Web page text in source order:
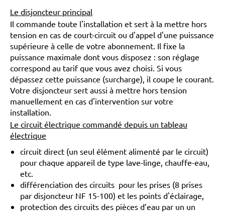
Le disjoncteur principal
Il commande toute l'installation et sert à la mettre hors
tension en cas de court-circuit ou d'appel d'une puissance
supérieure à celle de votre abonnement. Il fixe la
puissance maximale dont vous disposez : son réglage
correspond au tarif que vous avez choisi. Si vous
dépassez cette puissance (surcharge), il coupe le courant.
Votre disjoncteur sert aussi à mettre hors tension
manuellement en cas d'intervention sur votre
installation.
Le circuit électrique commandé depuis un tableau
électrique
circuit direct (un seul élément alimenté par le circuit)
pour chaque appareil de type lave-linge, chauffe-eau,
etc.
différenciation des circuits pour les prises (8 prises
par disjoncteur NF 15-100) et les points d'éclairage,
protection des circuits des pièces d’eau par un un